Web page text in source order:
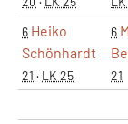
6 Heiko
Schönhardt
21 · LK 25
6
21